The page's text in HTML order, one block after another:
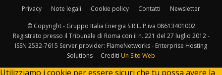
Privacy Note legali Cookie policy Contatti Newsletter
© Copyright - Gruppo Italia Energia S.R.L. P.iva 08613401002
Registrato presso il Tribunale di Roma con il n. 221 del 27 luglio 2012 -
ISSN 2532-7615 Server provider: FlameNetworks - Enterprise Hosting
Solutions - Crediti Un Sito Web
Utilizziamo i cookie per essere sicuri che tu possa avere la